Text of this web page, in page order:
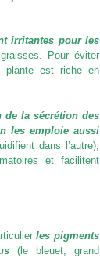
irritantes pour les
Pour éviter
plante est riche en
de la sécrétion des
les emploie aussi
dans l’autre),
et facilitent
les pigments
(le bleuet, grand